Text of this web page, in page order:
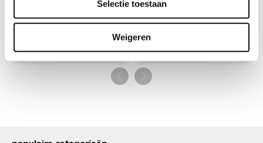
Selectie toestaan
Weigeren